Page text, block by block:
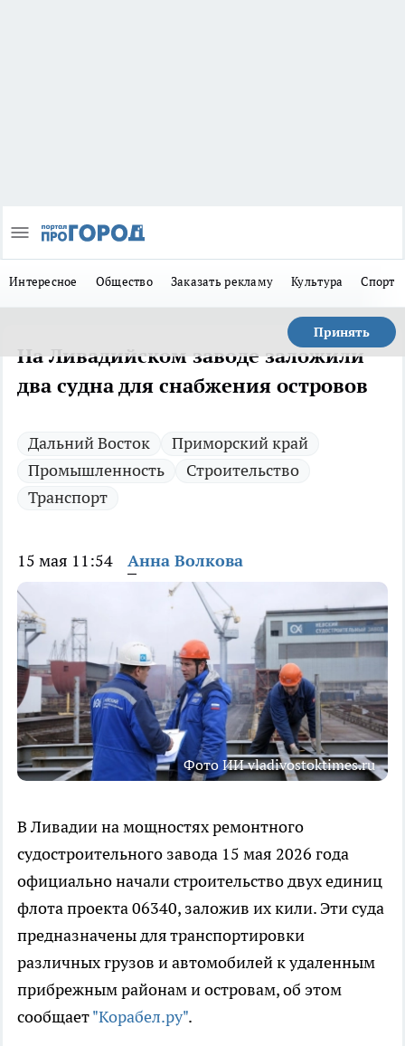
Интересное Общество Заказать рекламу Культура Спорт
Принять
На Ливадийском заводе заложили
два судна для снабжения островов
Дальний Восток
Приморский край
Промышленность
Строительство
Транспорт
15 мая 11:54 Анна Волкова
Фото ИИ vladivostoktimes.ru
В Ливадии на мощностях ремонтного
судостроительного завода 15 мая 2026 года
официально начали строительство двух единиц
флота проекта 06340, заложив их кили. Эти суда
предназначены для транспортировки
различных грузов и автомобилей к удаленным
прибрежным районам и островам, об этом
сообщает"Корабел.ру".